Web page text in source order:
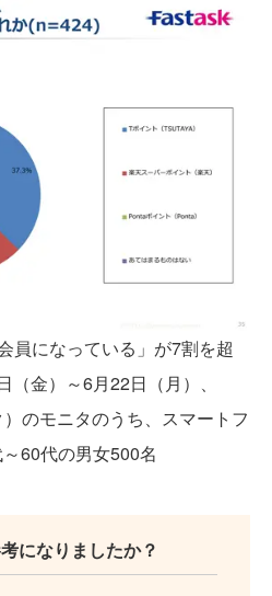
員になっている」が7割を超
金）～6月22日（月）、
のモニタのうち、スマートフ
60代の男女500名
になりましたか？